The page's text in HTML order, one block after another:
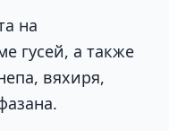
на
гусей, а также
вяхиря,